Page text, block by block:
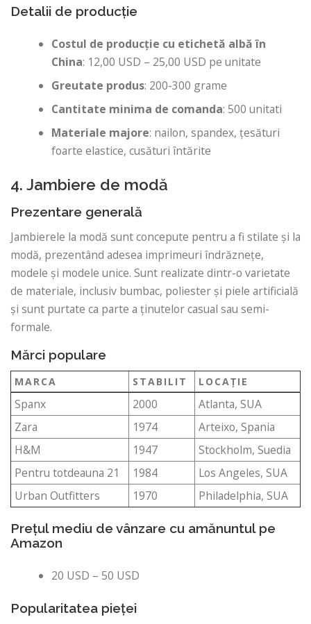
Detalii de producție
Costul de producție cu etichetă albă în
China: 12,00 USD – 25,00 USD pe unitate
Greutate produs: 200-300 grame
Cantitate minima de comanda: 500 unitati
Materiale majore: nailon, spandex, țesături
foarte elastice, cusături întărite
4. Jambiere de modă
Prezentare generală
Jambierele la modă sunt concepute pentru a fi stilate și la
modă, prezentând adesea imprimeuri îndrăznețe,
modele și modele unice. Sunt realizate dintr-o varietate
de materiale, inclusiv bumbac, poliester și piele artificială
și sunt purtate ca parte a ținutelor casual sau semi-
formale.
Mărci populare
MARCA STABILIT LOCAŢIE
Spanx 2000
Atlanta, SUA
Zara
1974
Arteixo, Spania
H&M
1947
Stockholm, Suedia
Pentru totdeauna 21
1984
Los Angeles, SUA
Urban Outfitters
1970 Philadelphia, SUA
Prețul mediu de vânzare cu amănuntul pe
Amazon
20 USD – 50 USD
Popularitatea pieței